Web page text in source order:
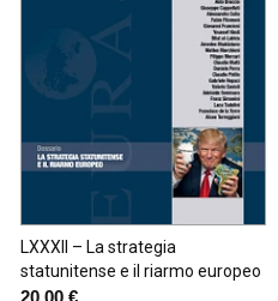
LXXXII – La strategia
statunitense e il riarmo europeo